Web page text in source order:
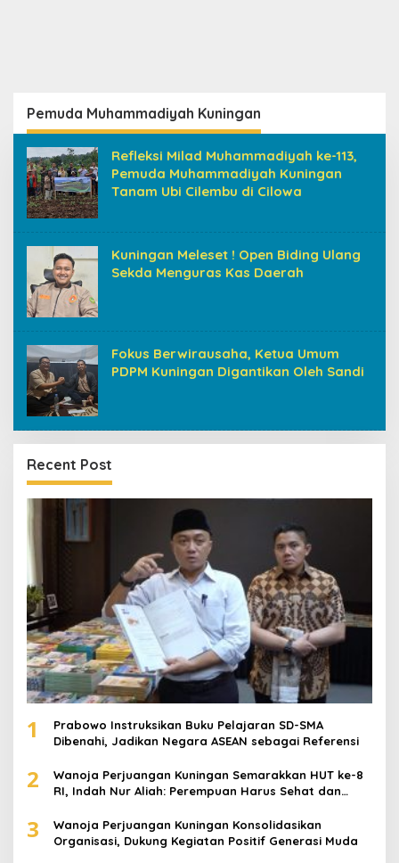
Pemuda Muhammadiyah Kuningan
Refleksi Milad Muhammadiyah ke-113,
Pemuda Muhammadiyah Kuningan
Tanam Ubi Cilembu di Cilowa
Kuningan Meleset ! Open Biding Ulang
Sekda Menguras Kas Daerah
Fokus Berwirausaha, Ketua Umum
PDPM Kuningan Digantikan Oleh Sandi
Recent Post
1
Prabowo Instruksikan Buku Pelajaran SD-SMA
Dibenahi, Jadikan Negara ASEAN sebagai Referensi
2
Wanoja Perjuangan Kuningan Semarakkan HUT ke-8
RI, Indah Nur Aliah: Perempuan Harus Sehat dan
3
Wanoja Perjuangan Kuningan Konsolidasikan
Organisasi, Dukung Kegiatan Positif Generasi Muda